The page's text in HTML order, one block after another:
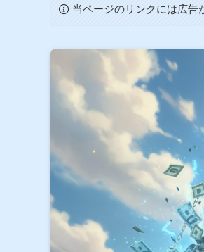
当ページのリンクには広告